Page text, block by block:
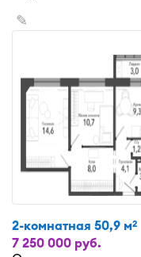
✎
2-комнатная 50,9 м2
7 250 000 руб.